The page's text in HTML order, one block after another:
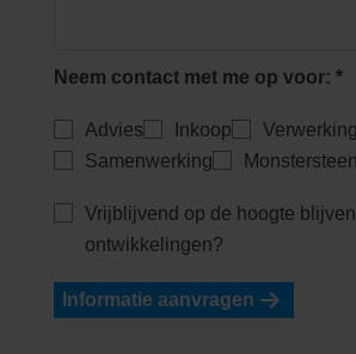
Neem contact met me op voor: *
Advies Inkoop
Verwerking
Samenwerking
Monstersteen
Vrijblijvend op de hoogte
ontwikkelingen?
Informatie aanvragen